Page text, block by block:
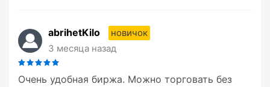
abrihetKilo
новичок
3 месяца назад
Очень удобная биржа. Можно торговать без